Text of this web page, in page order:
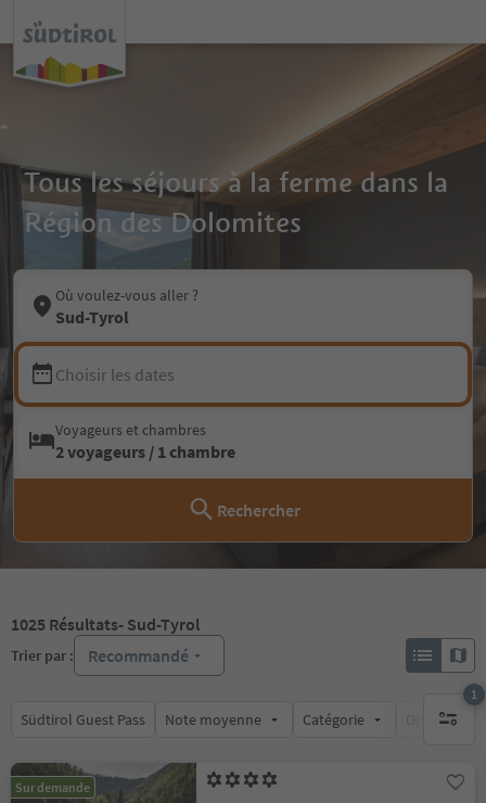
Tous les séjours à la ferme dans la
Région des Dolomites
Où voulez-vous aller ?
Sud-Tyrol
Choisir les dates
Voyageurs et chambres
2 voyageurs / 1 chambre
Rechercher
1025 Résultats- Sud-Tyrol
Trier par : Recommandé
Südtirol Guest Pass Note moyenne Catégorie Options de
1
1 filtre
Sur demande